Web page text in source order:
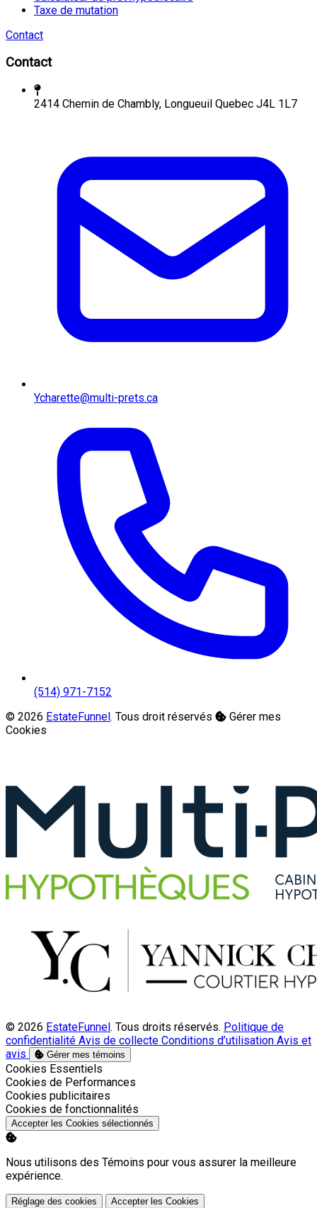
Taxe de mutation
Contact
Contact
2414 Chemin de Chambly, Longueuil Quebec J4L 1L7
Ycharette@multi-prets.ca
(514) 971-7152
© 2026 EstateFunnel. Tous droit réservés
Gérer mes
Cookies
© 2026 EstateFunnel. Tous droits réservés. Politique de
confidentialité Avis de collecte Conditions d’utilisation Avis et
avis
Gérer mes témoins
Activer
Cookies Essentiels
Activer
Cookies de Performances
Activer
Cookies publicitaires
Activer
Cookies de fonctionnalités
Accepter les Cookies sélectionnés
Nous utilisons des Témoins pour vous assurer la meilleure
expérience.
Réglage des cookies Accepter les Cookies